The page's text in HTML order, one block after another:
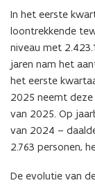
In het eerste
loontrekkende
niveau met
jaren nam het
het eerste
2025 neemt
van 2025. Op
van 2024 –
2.763 personen,
De evolutie van